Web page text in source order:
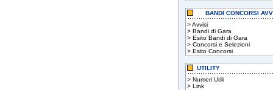
BANDI CONCORSI
>Avvisi
> Bandi di Gara
> Esito Bandi di Gara
> Concorsi e Selezioni
> Esito Concorsi
UTILITY
> Numeri Utili
> Link